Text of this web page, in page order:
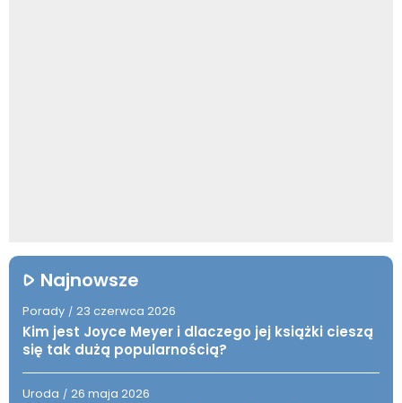
Najnowsze
Porady / 23 czerwca 2026
Kim jest Joyce Meyer i dlaczego jej książki cieszą
się tak dużą popularnością?
Uroda / 26 maja 2026